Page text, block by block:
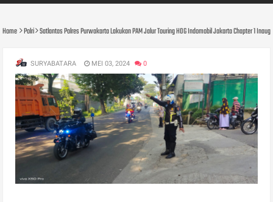
Home Polri Satlantas Polres Purwakarta Lakukan PAM Jalur Touring HOG Indomobil Jakarta Chapter 1
SURYABATARA MEI 03, 2024 0